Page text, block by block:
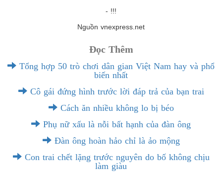
- !!!
Nguồn vnexpress.net
Đọc Thêm
Tổng hợp 50 trò chơi dân gian Việt Nam hay và phổ
biến nhất
Cô gái đứng hình trước lời đáp trả của bạn trai
Cách ăn nhiều không lo bị béo
Phụ nữ xấu là nỗi bất hạnh của đàn ông
Đàn ông hoàn hảo chỉ là ảo mộng
Con trai chết lặng trước nguyên do bố không chịu
làm giàu